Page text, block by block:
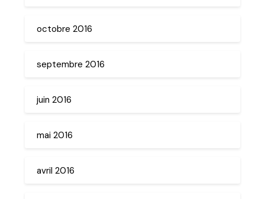
octobre 2016
septembre 2016
juin 2016
mai 2016
avril 2016